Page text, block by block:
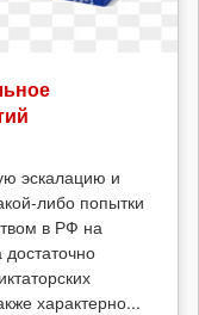
эскалацию и
либо попытки
в РФ на
характерно...